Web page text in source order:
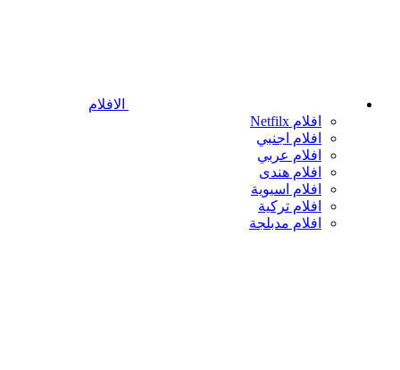
الافلام
افلام Netfilx
افلام اجنبي
افلام عربي
افلام هندى
افلام اسيوية
افلام تركية
افلام مدبلجة